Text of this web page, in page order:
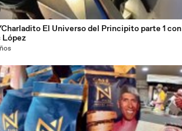
El Universo del Principito parte 1 con
López